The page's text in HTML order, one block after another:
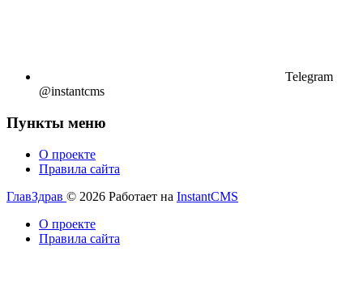
Telegram
@instantcms
Пункты меню
О проекте
Правила сайта
ГлавЗдрав © 2026 Работает на InstantCMS
О проекте
Правила сайта